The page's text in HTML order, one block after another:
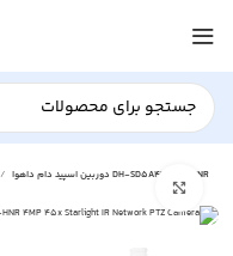
دوربین اسپید دام داهوا DH-SD5A445GB-HNR
برای بزرگنمایی کلیک کنید